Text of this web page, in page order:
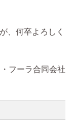
、何卒よろしく
フーラ合同会社